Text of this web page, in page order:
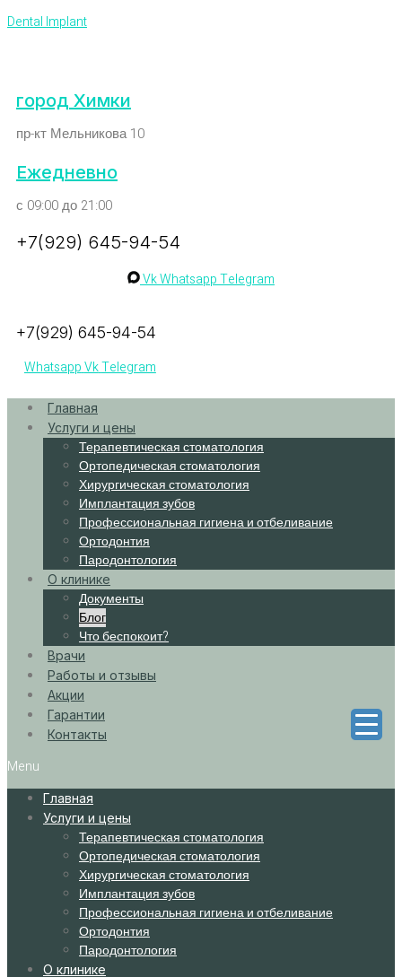
Dental Implant
город Химки
пр-кт Мельникова 10
Ежедневно
с 09:00 до 21:00
+7(929) 645-94-54
VkWhatsappTelegram
+7(929) 645-94-54
WhatsappVkTelegram
Главная
Услуги и цены
Терапевтическая стоматология
Ортопедическая стоматология
Хирургическая стоматология
Имплантация зубов
Профессиональная гигиена и отбеливание
Ортодонтия
Пародонтология
О клинике
Документы
Блог
Что беспокоит?
Врачи
Работы и отзывы
Акции
Гарантии
Контакты
Menu
Главная
Услуги и цены
Терапевтическая стоматология
Ортопедическая стоматология
Хирургическая стоматология
Имплантация зубов
Профессиональная гигиена и отбеливание
Ортодонтия
Пародонтология
О клинике